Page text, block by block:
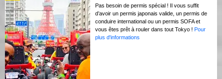
Pas besoin de permis spécial ! Il vous suffit
d’avoir un permis japonais valide, un permis de
conduire international ou un permis SOFA et
vous êtes prêt à rouler dans tout Tokyo ! Pour
plus d'informations